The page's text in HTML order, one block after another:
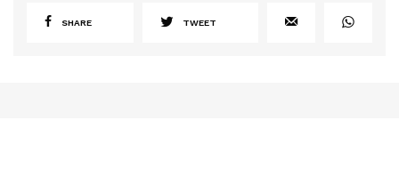
SHARE TWEET